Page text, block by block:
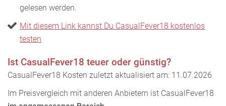
gelesen werden.
Mit diesem Link kannst Du CasualFever18 kostenlos
testen
Ist CasualFever18 teuer oder günstig?
CasualFever18 Kosten zuletzt aktualisiert am: 11.07.2026
Im Preisvergleich mit anderen Anbietern ist CasualFever18